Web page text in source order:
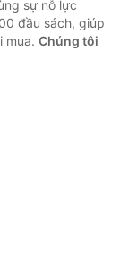
sự nỗ lực
đầu sách, giúp
mua. Chúng tôi